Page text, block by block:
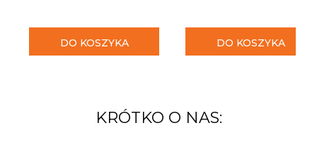
DO KOSZYKA DO KOSZYKA
KRÓTKO O NAS: